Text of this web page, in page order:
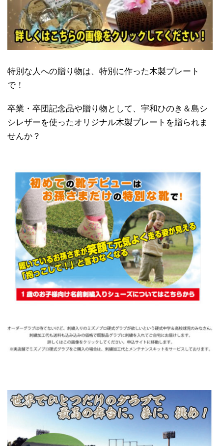
特別な人への贈り物は、特別に作った木製プレート
で！
卒業・卒団記念品や贈り物として、宇和ひのき＆島シ
シレザーを使ったオリジナル木製プレートを贈られま
せんか？